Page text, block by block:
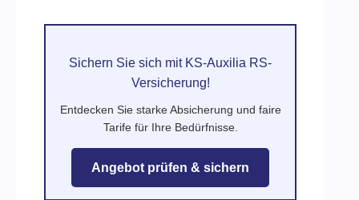
Sichern Sie sich mit KS-Auxilia RS-
Versicherung!
Entdecken Sie starke Absicherung und faire
Tarife für Ihre Bedürfnisse.
Angebot prüfen & sichern